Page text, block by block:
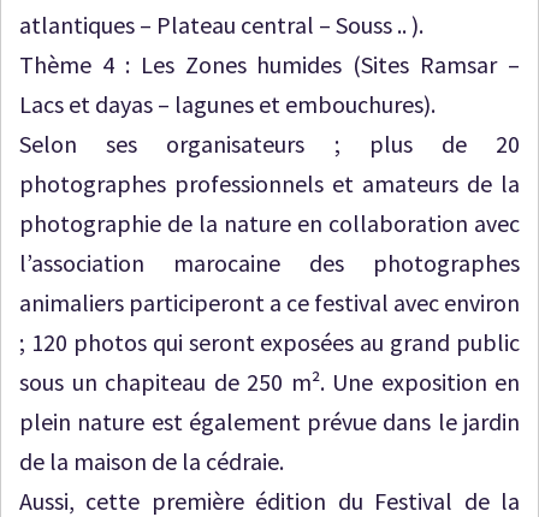
atlantiques – Plateau central – Souss .. ).
Thème 4 : Les Zones humides (Sites Ramsar –
Lacs et dayas – lagunes et embouchures).
Selon ses organisateurs ; plus de 20
photographes professionnels et amateurs de la
photographie de la nature en collaboration avec
l’association marocaine des photographes
animaliers participeront a ce festival avec environ
; 120 photos qui seront exposées au grand public
sous un chapiteau de 250 m². Une exposition en
plein nature est également prévue dans le jardin
de la maison de la cédraie.
Aussi, cette première édition du Festival de la